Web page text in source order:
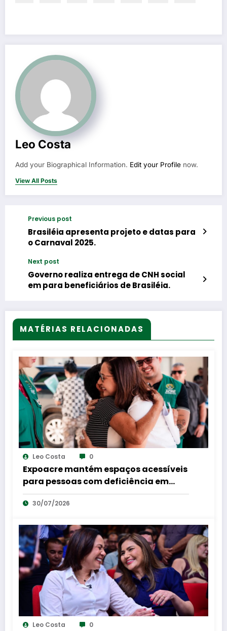
Leo Costa
Add your Biographical Information. Edit your Profile now.
View All Posts
Previous post
Brasiléia apresenta projeto e datas para
o Carnaval 2025.
Next post
Governo realiza entrega de CNH social
em para beneficiários de Brasiléia.
MATÉRIAS RELACIONADAS
Leo Costa 0
Expoacre mantém espaços acessíveis
para pessoas com deficiência em
shows e rodeios
30/07/2026
Leo Costa 0